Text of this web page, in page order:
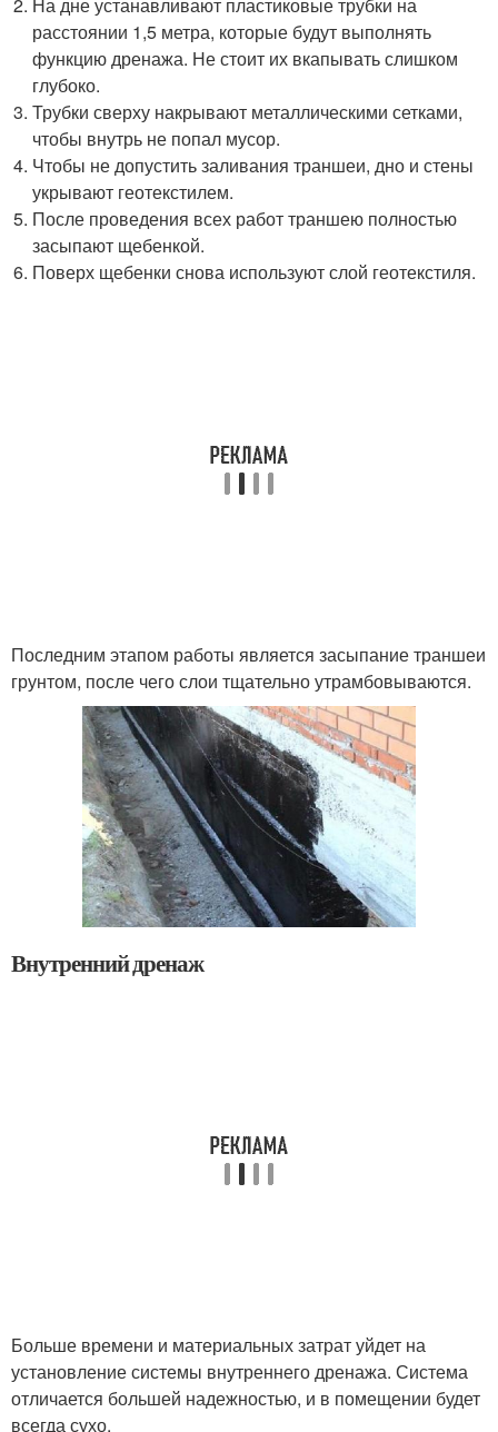
расстоянии 1,5 метра, которые будут выполнять
функцию дренажа. Не стоит их вкапывать слишком
глубоко.
Трубки сверху накрывают металлическими сетками,
чтобы внутрь не попал мусор.
Чтобы не допустить заливания траншеи, дно и стены
укрывают геотекстилем.
После проведения всех работ траншею полностью
засыпают щебенкой.
Поверх щебенки снова используют слой геотекстиля.
Последним этапом работы является засыпание траншеи
грунтом, после чего слои тщательно утрамбовываются.
Внутренний дренаж
Больше времени и материальных затрат уйдет на
установление системы внутреннего дренажа. Система
отличается большей надежностью, и в помещении будет
всегда сухо.